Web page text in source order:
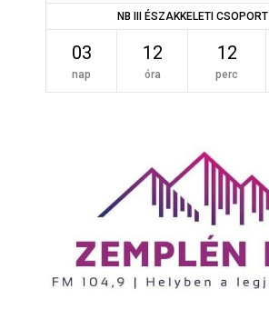
NB III ÉSZAKKELETI CSOPORT
03
nap
12
óra
12
perc